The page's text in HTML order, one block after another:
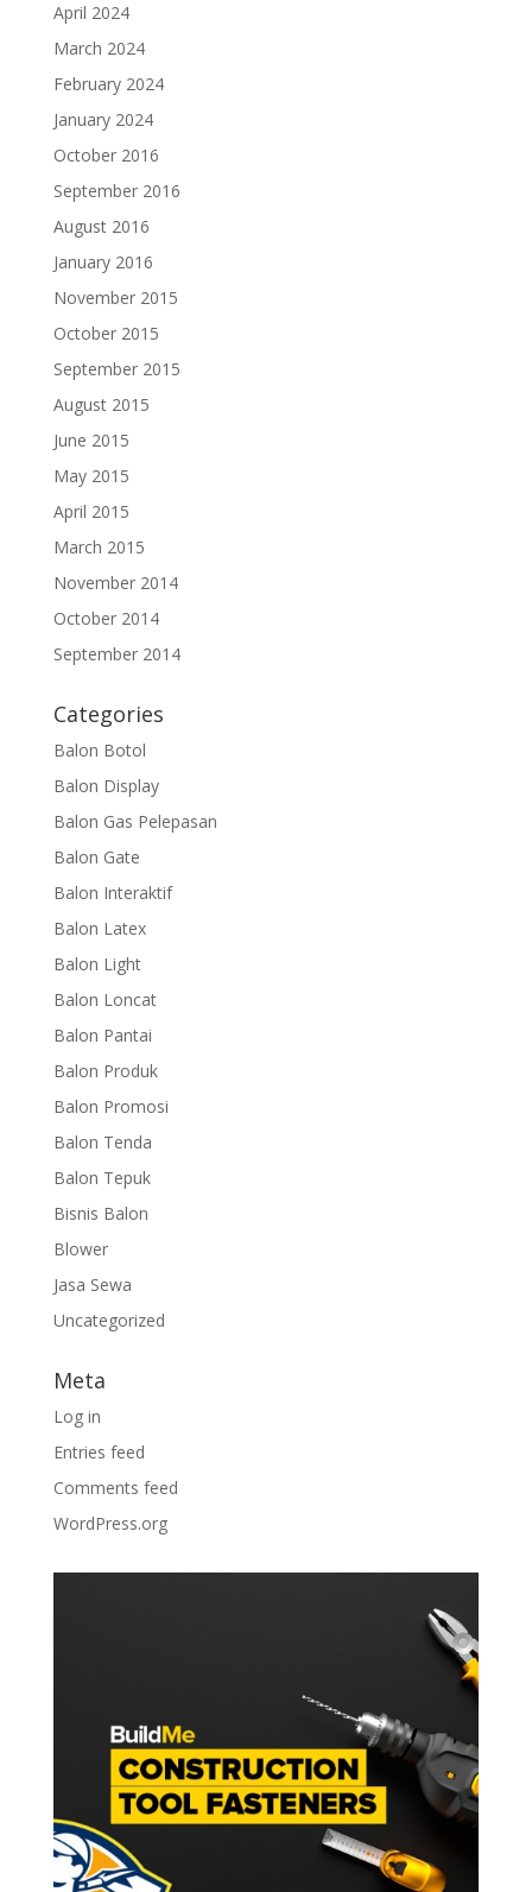
April 2024
March 2024
February 2024
January 2024
October 2016
September 2016
August 2016
January 2016
November 2015
October 2015
September 2015
August 2015
June 2015
May 2015
April 2015
March 2015
November 2014
October 2014
September 2014
Categories
Balon Botol
Balon Display
Balon Gas Pelepasan
Balon Gate
Balon Interaktif
Balon Latex
Balon Light
Balon Loncat
Balon Pantai
Balon Produk
Balon Promosi
Balon Tenda
Balon Tepuk
Bisnis Balon
Blower
Jasa Sewa
Uncategorized
Meta
Log in
Entries feed
Comments feed
WordPress.org